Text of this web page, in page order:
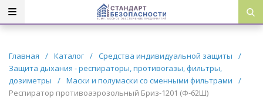
Главная / Каталог / Средства индивидуальной защиты
/
Защита дыхания - респираторы, противогазы, фильтры,
дозиметры
/ Маски и полумаски со сменными фильтрами
/
Респиратор противоаэрозольный Бриз-1201 (Ф-62Ш)